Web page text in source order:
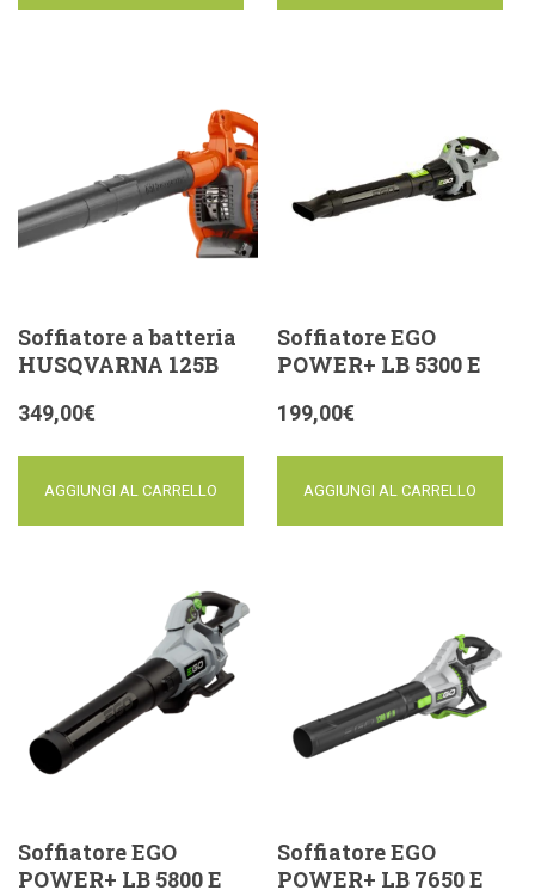
Soffiatore a batteria
HUSQVARNA 125B
349,00€
AGGIUNGI AL CARRELLO
Soffiatore EGO
POWER+ LB 5300 E
199,00€
AGGIUNGI AL CARRELLO
Soffiatore EGO
POWER+ LB 5800 E
Soffiatore EGO
POWER+ LB 7650 E